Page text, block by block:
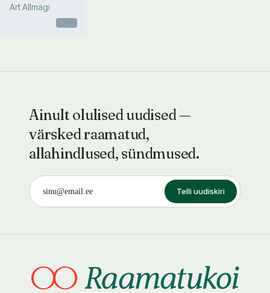
Art Allmägi
Ainult olulised uudised —
värsked raamatud,
allahindlused, sündmused.
Telli uudiskiri